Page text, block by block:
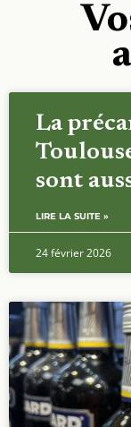
La
sont
LIRE LA SUITE »
24 février 2026